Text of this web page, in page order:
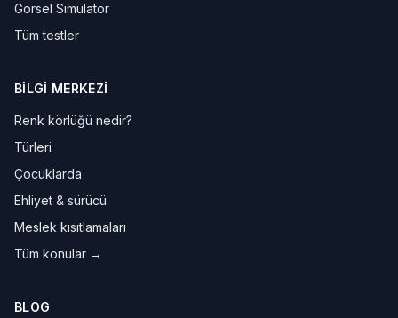
Görsel Simülatör
Tüm testler
BILGI MERKEZI
Renk körlüğü nedir?
Türleri
Çocuklarda
Ehliyet & sürücü
Meslek kısıtlamaları
Tüm konular →
BLOG